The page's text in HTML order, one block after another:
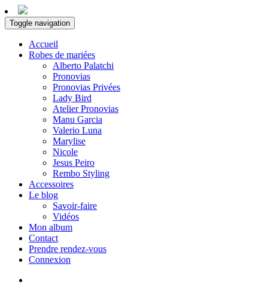
Toggle navigation
Accueil
Robes de mariées
Alberto Palatchi
Pronovias
Pronovias Privées
Lady Bird
Atelier Pronovias
Manu Garcia
Valerio Luna
Marylise
Nicole
Jesus Peiro
Rembo Styling
Accessoires
Le blog
Savoir-faire
Vidéos
Mon album
Contact
Prendre rendez-vous
Connexion